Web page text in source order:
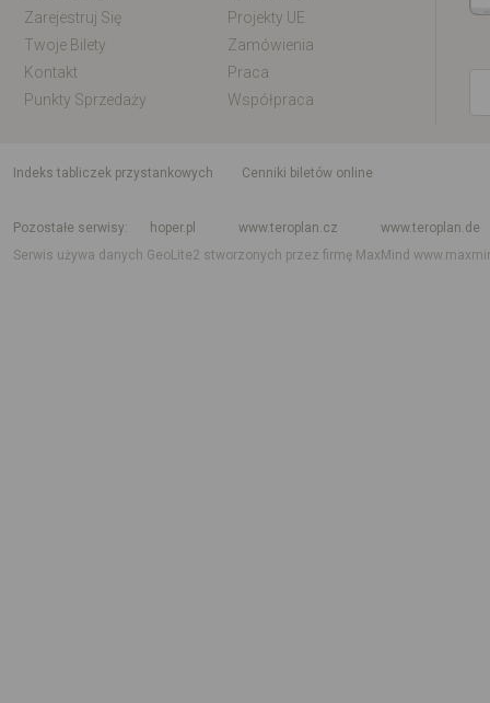
Zarejestruj Się
Projekty UE
Twoje Bilety
Zamówienia
Kontakt
Praca
Punkty Sprzedaży
Współpraca
indeks tabliczek przystankowych
Cenniki biletów online
Pozostałe serwisy
hoper.pl www.teroplan.cz
www.teroplan.de
Serwis używa danych GeoLite2 stworzonych przez firmę MaxMind